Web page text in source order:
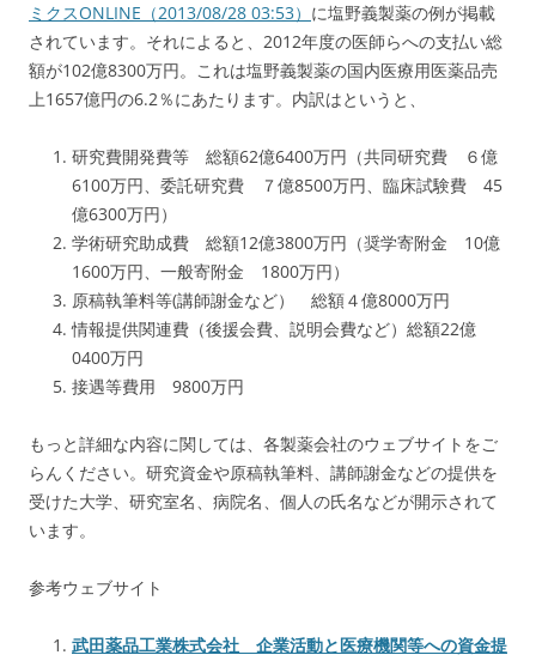
ミクスONLINE（2013/08/28 03:53） に塩野義製薬の例が掲載
されています。それによると、2012年度の医師らへの支払い総
額が102億8300万円。これは塩野義製薬の国内医療用医薬品売
上1657億円の6.2％にあたります。内訳はというと、
研究費開発費等 総額62億6400万円（共同研究費 ６億
6100万円、委託研究費 ７億8500万円、臨床試験費 45
億6300万円）
学術研究助成費 総額12億3800万円（奨学寄附金 10億
1600万円、一般寄附金 1800万円）
原稿執筆料等(講師謝金など） 総額４億8000万円
情報提供関連費（後援会費、説明会費など）総額22億
0400万円
接遇等費用 9800万円
もっと詳細な内容に関しては、各製薬会社のウェブサイトをご
らんください。研究資金や原稿執筆料、講師謝金などの提供を
受けた大学、研究室名、病院名、個人の氏名などが開示されて
います。
参考ウェブサイト
武田薬品工業株式会社 企業活動と医療機関等への資金提